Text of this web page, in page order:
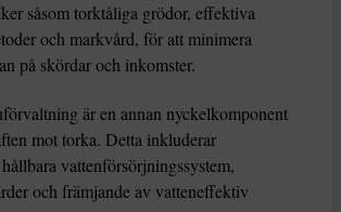
såsom torktåliga grödor, effektiva
och markvård, för att minimera
på skördar och inkomster.
är en annan nyckelkomponent
mot torka. Detta inkluderar
vattenförsörjningssystem,
och främjande av vatteneffektiv